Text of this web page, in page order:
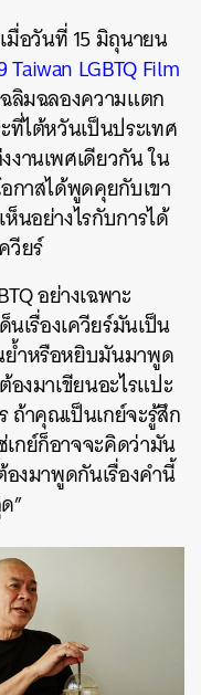
มื่อวันที่ 15 มิถุนายน
Taiwan LGBTQ Film
ลิมฉลองความแตก
ที่ไต้หวันเป็นประเทศ
านเพศเดียวกัน ใน
กาสได้พูดคุยกับเขา
นอย่างไรกับการได้
วียร์
อย่างเฉพาะ
นเรื่องเควียร์มันเป็น
ย้ำหรือหยิบมันมาพูด
งมาเขียนอะไรแปะ
ถ้าคุณเป็นเกย์จะรู้สึก
กย์ก็อาจจะคิดว่ามัน
องมาพูดกันเรื่องคำนี้
”